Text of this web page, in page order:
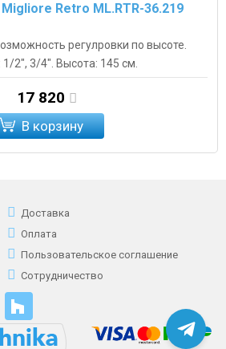
Retro ML.RTR-36.219
регулровки по высоте.
2", 3/4". Высота: 145 см.
17 820
В корзину
Доставка
Оплата
Пользовательское соглашение
Сотрудничество